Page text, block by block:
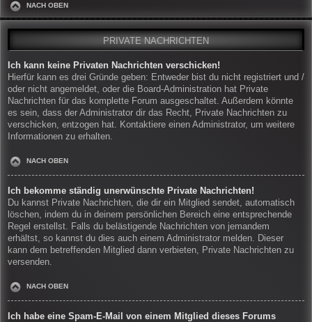
NACH OBEN
PRIVATE NACHRICHTEN
Ich kann keine Privaten Nachrichten verschicken!
Hierfür kann es drei Gründe geben: Entweder bist du nicht registriert und /
oder nicht angemeldet, oder die Board-Administration hat Private
Nachrichten für das komplette Forum ausgeschaltet. Außerdem könnte
es sein, dass der Administrator dir das Recht, Private Nachrichten zu
verschicken, entzogen hat. Kontaktiere einen Administrator, um weitere
Informationen zu erhalten.
NACH OBEN
Ich bekomme ständig unerwünschte Private Nachrichten!
Du kannst Private Nachrichten, die dir ein Mitglied sendet, automatisch
löschen, indem du in deinem persönlichen Bereich eine entsprechende
Regel erstellst. Falls du belästigende Nachrichten von jemandem
erhältst, so kannst du dies auch einem Administrator melden. Dieser
kann dem betreffenden Mitglied dann verbieten, Private Nachrichten zu
versenden.
NACH OBEN
Ich habe eine Spam-E-Mail von einem Mitglied dieses Forums